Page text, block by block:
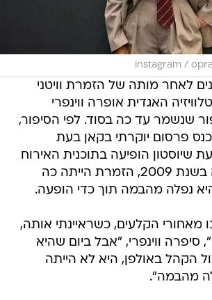
לאחר מותה של הזמרת וויטני
האגדית אופרה ווינפרי
שנשמר עד כה בסוד. לפי הסיפור,
פרסום יוקרתי בקאן בעת
שיוסטון הופיעה בתוכנית האירוח
הפופולרית שלה בשנת 2009, הזמרת הייתה כה
נפלה מהבמה תוך כדי הופעה.
מאחורי הקלעים, כשראיינתי אותה,
סיפרה ווינפרי, "אבל ביום שהיא
הקהל באולפן, היא לא הייתה
מהבמה".